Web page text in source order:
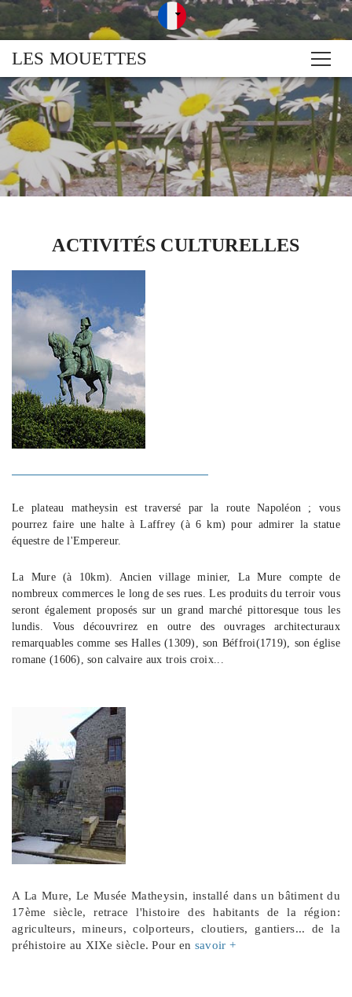
LES MOUETTES
ACTIVITÉS CULTURELLES
Le plateau matheysin est traversé par la route Napoléon ; vous
pourrez faire une halte à Laffrey (à 6 km) pour admirer la statue
équestre de l'Empereur.
La Mure (à 10km). Ancien village minier, La Mure compte de
nombreux commerces le long de ses rues. Les produits du terroir vous
seront également proposés sur un grand marché pittoresque tous les
lundis. Vous découvrirez en outre des ouvrages architecturaux
remarquables comme ses Halles (1309), son Béffroi(1719), son église
romane (1606), son calvaire aux trois croix...
A La Mure, Le Musée Matheysin, installé dans un bâtiment du
17ème siècle, retrace l'histoire des habitants de la région:
agriculteurs, mineurs, colporteurs, cloutiers, gantiers... de la
préhistoire au XIXe siècle. Pour en savoir +